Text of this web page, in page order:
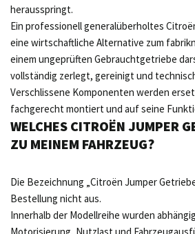
herausspringt.
Ein professionell generalüberholtes
eine wirtschaftliche Alternative zum
einem ungeprüften Gebrauchtgetriebe
vollständig zerlegt, gereinigt und
Verschlissene Komponenten werden
fachgerecht montiert und auf seine
WELCHES CITROËN JUMPER
ZU MEINEM FAHRZEUG?
Die Bezeichnung „Citroën Jumper
Bestellung nicht aus.
Innerhalb der Modellreihe wurden
Motorisierung, Nutzlast und